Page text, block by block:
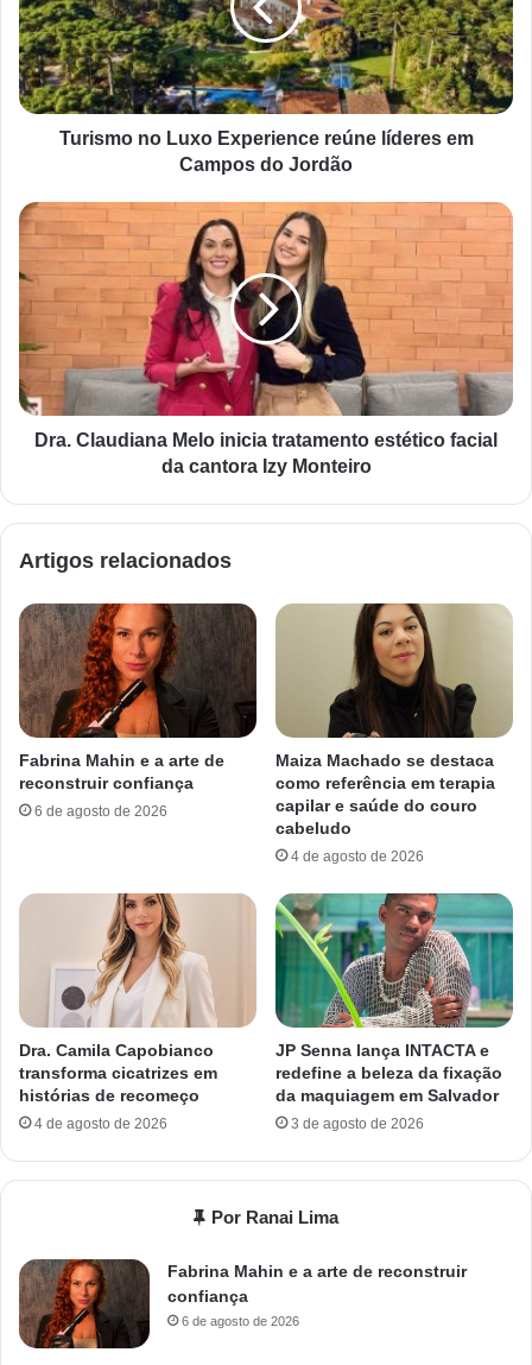
Turismo no Luxo Experience reúne líderes em
Campos do Jordão
Dra. Claudiana Melo inicia tratamento estético facial
da cantora Izy Monteiro
Artigos relacionados
Fabrina Mahin e a arte de
reconstruir confiança
6 de agosto de 2026
Maiza Machado se destaca
como referência em terapia
capilar e saúde do couro
cabeludo
4 de agosto de 2026
Dra. Camila Capobianco
transforma cicatrizes em
histórias de recomeço
4 de agosto de 2026
JP Senna lança INTACTA e
redefine a beleza da fixação
da maquiagem em Salvador
3 de agosto de 2026
Por Ranai Lima
Fabrina Mahin e a arte de reconstruir
confiança
6 de agosto de 2026